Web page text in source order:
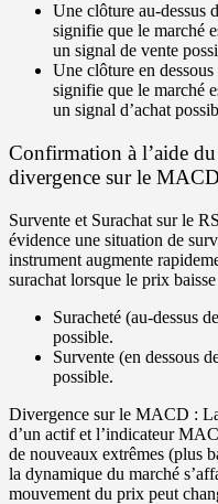
Une clôture au-dessus
signifie que le marché
un signal de vente
Une clôture en
signifie que le marché
un signal d’achat
Confirmation à l’aide
divergence sur le MACD
Survente et Surachat sur le
évidence une situation de
instrument augmente
surachat lorsque le prix
Suracheté (au-dessus
possible.
Survente (en dessous
possible.
Divergence sur le MACD :
d’un actif et l’indicateur
de nouveaux extrêmes (plus
la dynamique du marché
mouvement du prix peut